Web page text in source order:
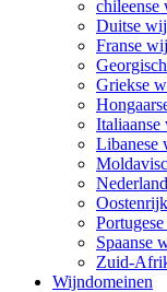
chileense
Duitse
Franse
Griekse
Italiaanse
Libanese
Spaanse
Zuid-
Wijndomeinen